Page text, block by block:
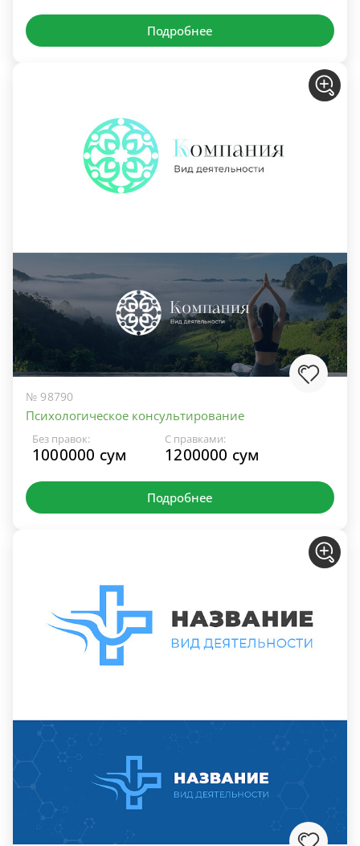
Подробнее
№ 98790
Психологическое консультирование
Без правок:
1000000 сум
С правками:
1200000 сум
Подробнее